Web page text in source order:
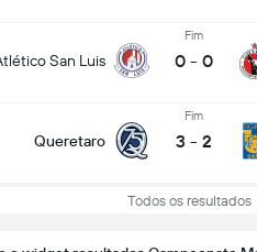
San Luis
Fim
0 - 0
Queretaro
Fim
3 - 2
Todos os resultados